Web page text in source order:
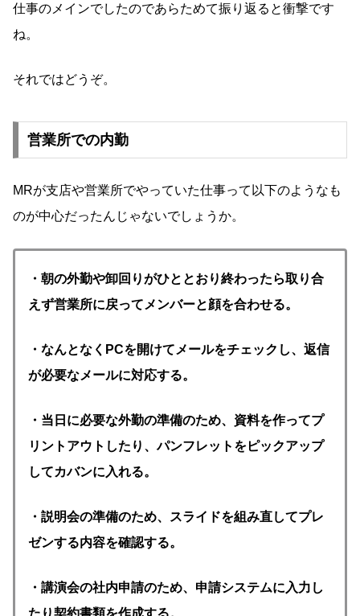
仕事のメインでしたのであらためて振り返ると衝撃です
ね。
それではどうぞ。
営業所での内勤
MRが支店や営業所でやっていた仕事って以下のようなも
のが中心だったんじゃないでしょうか。
・朝の外勤や卸回りがひととおり終わったら取り合
えず営業所に戻ってメンバーと顔を合わせる。
・なんとなくPCを開けてメールをチェックし、返信
が必要なメールに対応する。
・当日に必要な外勤の準備のため、資料を作ってプ
リントアウトしたり、パンフレットをピックアップ
してカバンに入れる。
・説明会の準備のため、スライドを組み直してプレ
ゼンする内容を確認する。
・講演会の社内申請のため、申請システムに入力し